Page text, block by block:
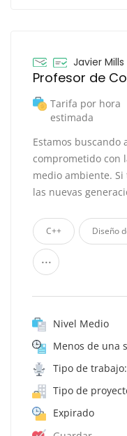
Javier Mills
Profesor de
Tarifa por hora
estimada
Estamos buscando
comprometido con
medio ambiente.
las nuevas
C++ Diseño
...
Nivel Medio
Menos de una
Tipo de
Tipo de
Expirado